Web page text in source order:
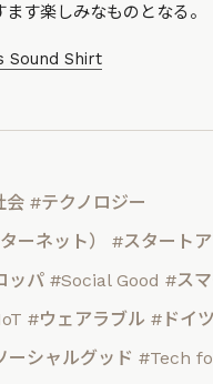
す楽しみなものとなる。
Sound Shirt
会 #テクノロジー
ーネット）
#スタート
ッパ #Social Good #ス
#ウェアラブル #ドイツ
ーシャルグッド #Tech